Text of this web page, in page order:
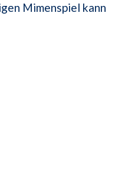
Mimenspiel kann